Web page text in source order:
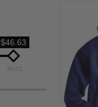
$46.63
46.63